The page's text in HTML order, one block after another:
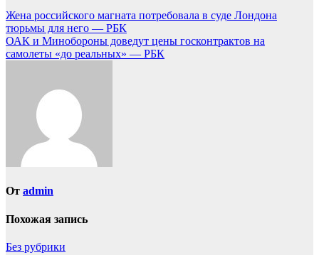
Жена российского магната потребовала в суде Лондона
тюрьмы для него — РБК
ОАК и Минобороны доведут цены госконтрактов на
самолеты «до реальных» — РБК
От admin
Похожая запись
Без рубрики